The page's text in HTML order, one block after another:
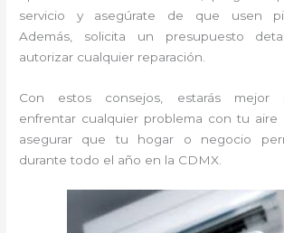
servicio y asegúrate de que usen
Además, solicita un presupuesto
autorizar cualquier reparación.
Con estos consejos, estarás mejor
enfrentar cualquier problema con tu aire
asegurar que tu hogar o negocio
durante todo el año en la CDMX.